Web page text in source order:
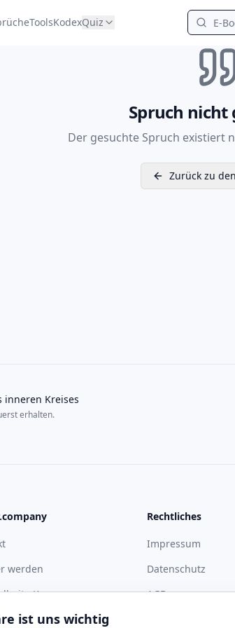
ToolsKodexQuiz
Spruch nicht
Der gesuchte Spruch existiert
Zurück zu
inneren Kreises
erhalten.
werden
Kompass
Rechtliches
Impressum
Datenschutz
AGB
ist uns wichtig